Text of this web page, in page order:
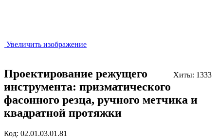
Увеличить изображение
Хиты: 1333
Проектирование режущего
инструмента: призматического
фасонного резца, ручного метчика и
квадратной протяжки
Код: 02.01.03.01.81